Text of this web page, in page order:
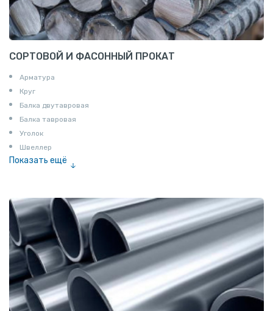
СОРТОВОЙ И ФАСОННЫЙ ПРОКАТ
Арматура
Круг
Балка двутавровая
Балка тавровая
Уголок
Швеллер
Показать ещё
Катанка
Шестигранник
Полособульб
Полукруг
Шпунт Ларсена